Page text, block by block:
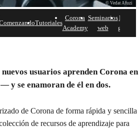
© Vedat Afuzi
3ds Max.
para comenzar tu viaje con
impresionantes.
Tutoriales
Corona
Academy
Seminarios
web
Escenas
usuarios aprenden Corona en
y se enamoran de él en dos.
de Corona de forma rápida y sencilla
de recursos de aprendizaje para